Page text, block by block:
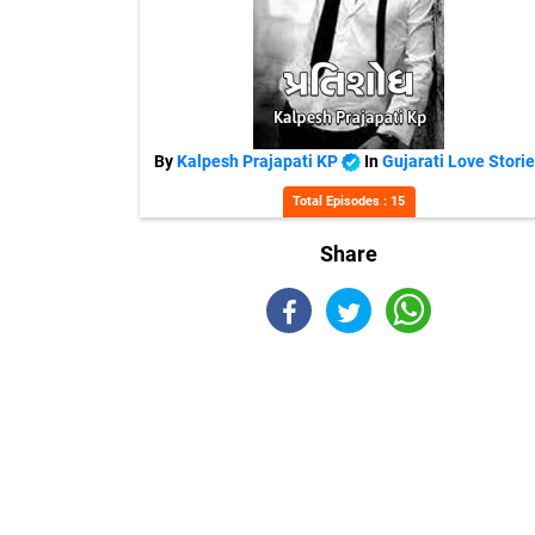
ByKalpesh Prajapati KP InGujarati Love
Total Episodes : 15
Share